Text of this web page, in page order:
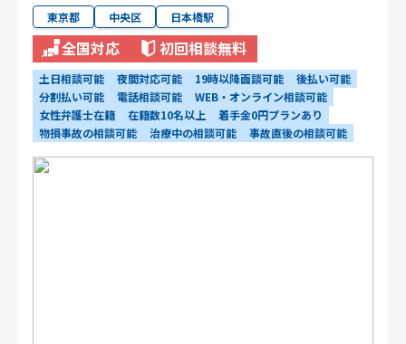
東京都 中央区 日本橋駅
全国対応 初回相談無料
土日相談可能 夜間対応可能 19時以降面談可能
後払い可能
分割払い可能
電話相談可能
WEB・オンライン相談可能
女性弁護士在籍
在籍数10名以上
着手金0円プランあり
物損事故の相談可能
治療中の相談可能 事故直後の相談可能